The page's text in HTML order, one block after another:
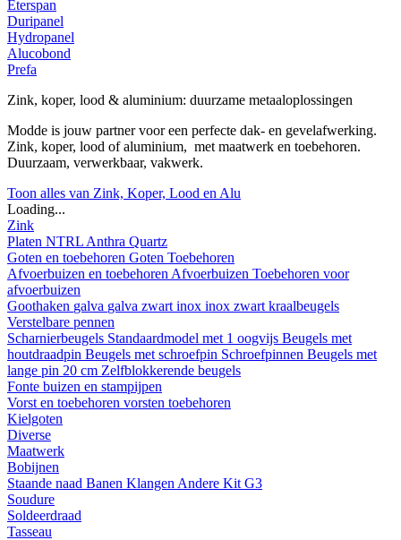
Eterspan
Duripanel
Hydropanel
Alucobond
Prefa
Zink, koper, lood & aluminium: duurzame metaaloplossingen
Modde is jouw partner voor een perfecte dak- en gevelafwerking.
Zink, koper, lood of aluminium, met maatwerk en toebehoren.
Duurzaam, verwerkbaar, vakwerk.
Toon alles van Zink, Koper, Lood en Alu
Loading...
Zink
Platen NTRL Anthra Quartz
Goten en toebehoren Goten Toebehoren
Afvoerbuizen en toebehoren Afvoerbuizen Toebehoren voor
afvoerbuizen
Goothaken galva galva zwart inox inox zwart kraalbeugels
Verstelbare pennen
Scharnierbeugels Standaardmodel met 1 oogvijs Beugels met
houtdraadpin Beugels met schroefpin Schroefpinnen Beugels met
lange pin 20 cm Zelfblokkerende beugels
Fonte buizen en stampijpen
Vorst en toebehoren vorsten toebehoren
Kielgoten
Diverse
Maatwerk
Bobijnen
Staande naad Banen Klangen Andere Kit G3
Soudure
Soldeerdraad
Tasseau